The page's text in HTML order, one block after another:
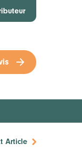
Article